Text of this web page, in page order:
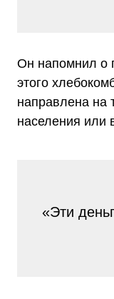
Он напомнил о
этого
направлена на
населения или
«Эти